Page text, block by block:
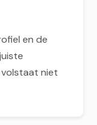
en de
volstaat niet